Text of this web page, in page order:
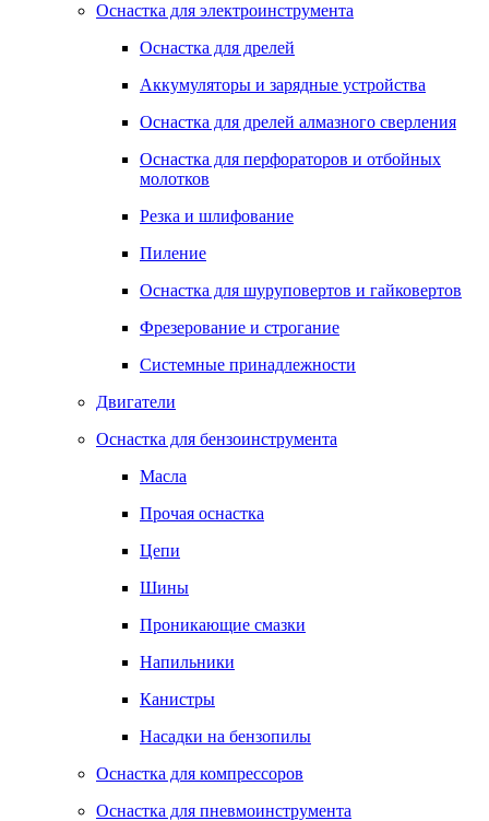
Оснастка для электроинструмента
Оснастка для дрелей
Аккумуляторы и зарядные устройства
Оснастка для дрелей алмазного сверления
Оснастка для перфораторов и отбойных
молотков
Резка и шлифование
Пиление
Оснастка для шуруповертов и гайковертов
Фрезерование и строгание
Системные принадлежности
Двигатели
Оснастка для бензоинструмента
Масла
Прочая оснастка
Цепи
Шины
Проникающие смазки
Напильники
Канистры
Насадки на бензопилы
Оснастка для компрессоров
Оснастка для пневмоинструмента